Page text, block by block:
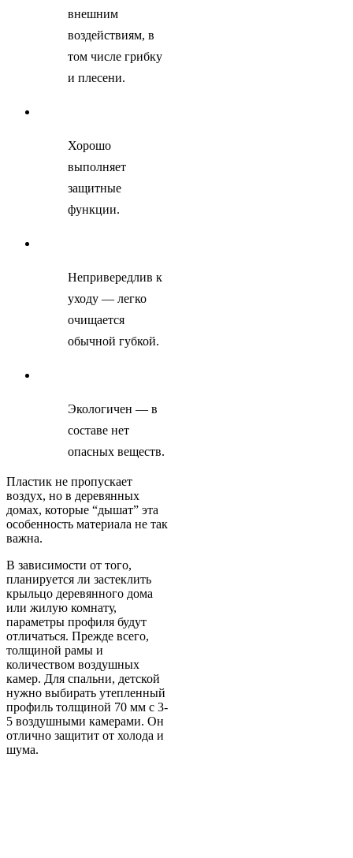
внешним
воздействиям, в
том числе грибку
и плесени.
Хорошо
выполняет
защитные
функции.
Непривередлив к
уходу — легко
очищается
обычной губкой.
Экологичен — в
составе нет
опасных веществ.
Пластик не пропускает
воздух, но в деревянных
домах, которые “дышат” эта
особенность материала не так
важна.
В зависимости от того,
планируется ли застеклить
крыльцо деревянного дома
или жилую комнату,
параметры профиля будут
отличаться. Прежде всего,
толщиной рамы и
количеством воздушных
камер. Для спальни, детской
нужно выбирать утепленный
профиль толщиной 70 мм с 3-
5 воздушными камерами. Он
отлично защитит от холода и
шума.